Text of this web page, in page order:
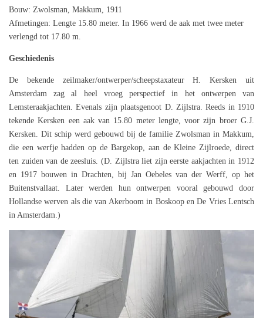
Bouw: Zwolsman, Makkum, 1911
Afmetingen: Lengte 15.80 meter. In 1966 werd de aak met twee meter
verlengd tot 17.80 m.
Geschiedenis
De bekende zeilmaker/ontwerper/scheepstaxateur H. Kersken uit
Amsterdam zag al heel vroeg perspectief in het ontwerpen van
Lemsteraakjachten. Evenals zijn plaatsgenoot D. Zijlstra. Reeds in 1910
tekende Kersken een aak van 15.80 meter lengte, voor zijn broer G.J.
Kersken. Dit schip werd gebouwd bij de familie Zwolsman in Makkum,
die een werfje hadden op de Bargekop, aan de Kleine Zijlroede, direct
ten zuiden van de zeesluis. (D. Zijlstra liet zijn eerste aakjachten in 1912
en 1917 bouwen in Drachten, bij Jan Oebeles van der Werff, op het
Buitenstvallaat. Later werden hun ontwerpen vooral gebouwd door
Hollandse werven als die van Akerboom in Boskoop en De Vries Lentsch
in Amsterdam.)